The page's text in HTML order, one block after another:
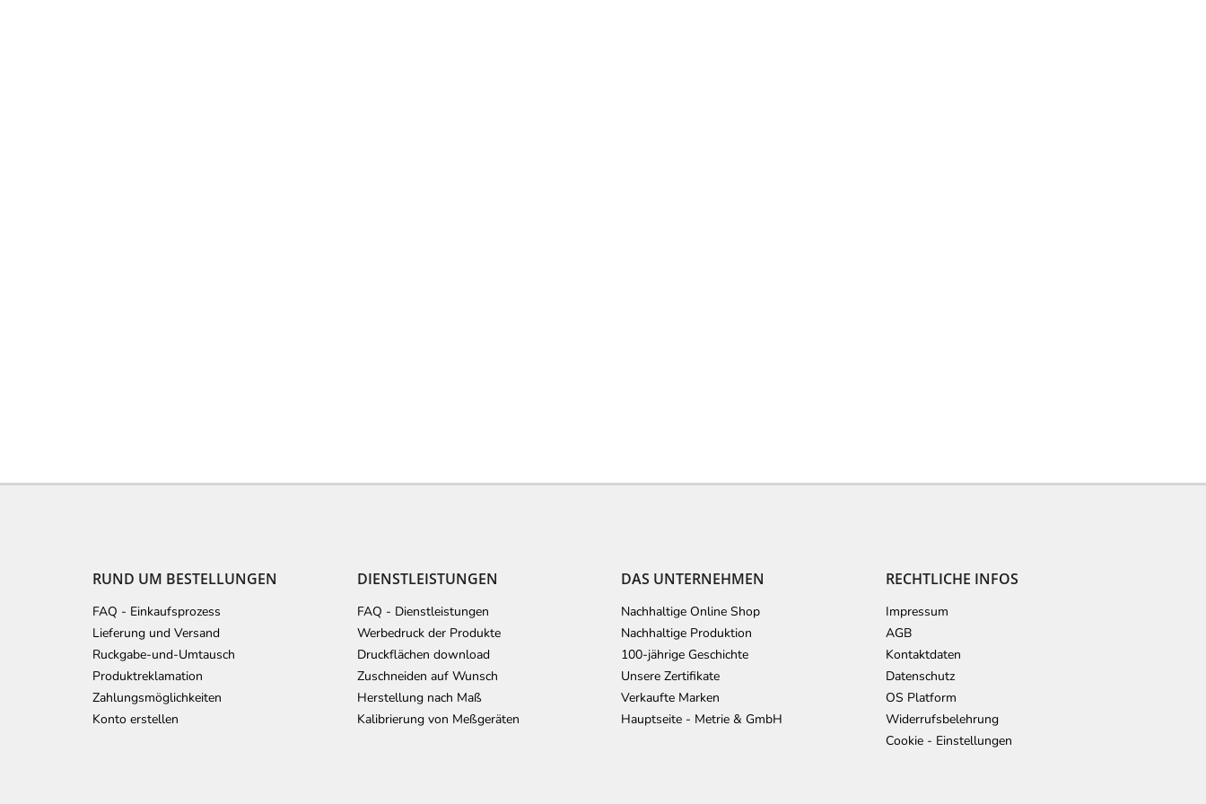
RUND UM BESTELLUNGEN
FAQ - Einkaufsprozess
Lieferung und Versand
Ruckgabe-und-Umtausch
Produktreklamation
Zahlungsmöglichkeiten
Konto erstellen
DIENSTLEISTUNGEN
FAQ - Dienstleistungen
Werbedruck der Produkte
Druckflächen download
Zuschneiden auf Wunsch
Herstellung nach Maß
Kalibrierung von Meßgeräten
DAS UNTERNEHMEN
Nachhaltige Online Shop
Nachhaltige Produktion
100-jährige Geschichte
Unsere Zertifikate
Verkaufte Marken
Hauptseite - Metrie & GmbH
RECHTLICHE INFOS
Impressum
AGB
Kontaktdaten
Datenschutz
OS Platform
Widerrufsbelehrung
Cookie - Einstellungen